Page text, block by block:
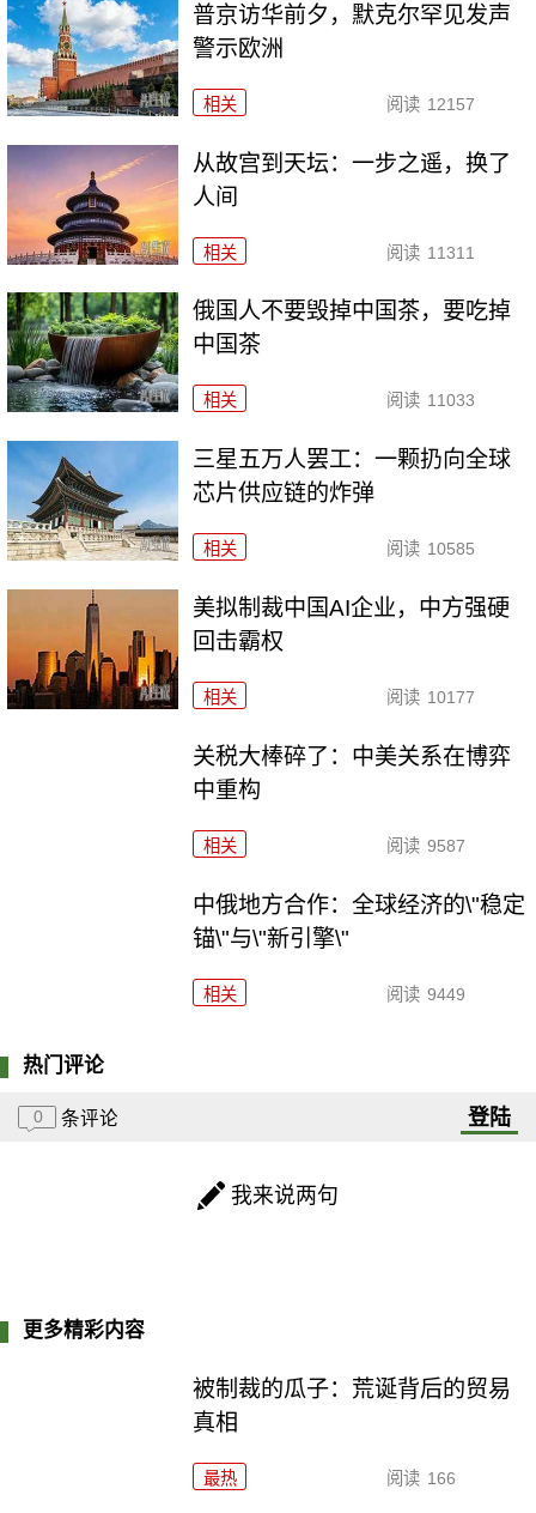
普京访华前夕，默克尔罕见发声
警示欧洲
相关 阅读 12157
从故宫到天坛：一步之遥，换了
人间
相关 阅读 11311
俄国人不要毁掉中国茶，要吃掉
中国茶
相关 阅读 11033
三星五万人罢工：一颗扔向全球
芯片供应链的炸弹
相关 阅读 10585
美拟制裁中国AI企业，中方强硬
回击霸权
相关 阅读 10177
关税大棒碎了：中美关系在博弈
中重构
相关 阅读 9587
中俄地方合作：全球经济的\"稳定
锚\"与\"新引擎\"
相关 阅读 9449
热门评论
0 条评论 登陆
我来说两句
更多精彩内容
被制裁的瓜子：荒诞背后的贸易
真相
最热 阅读 166